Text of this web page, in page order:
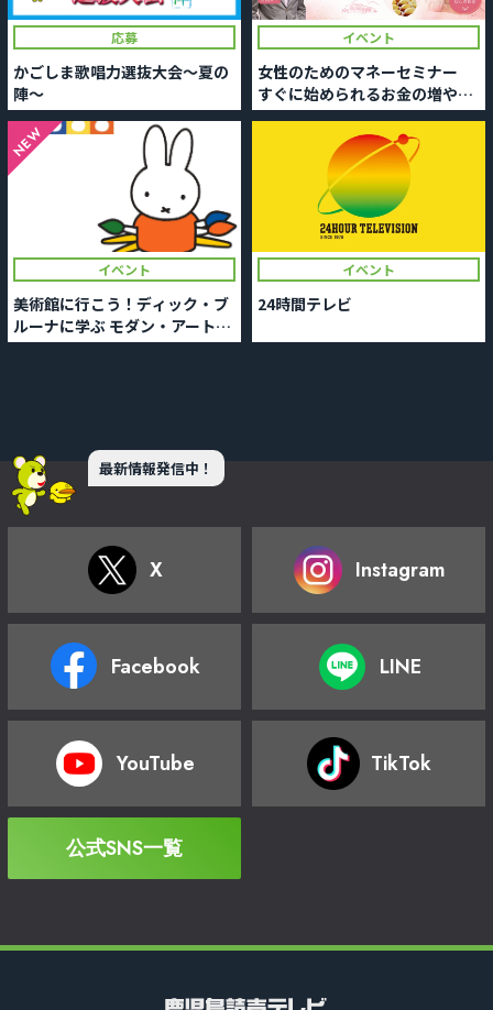
応募
かごしま歌唱力選抜大会～夏の
陣～
イベント
女性のためのマネーセミナー
すぐに始められるお金の増やし
方
NEW
イベント
美術館に行こう！ディック・ブ
ルーナに学ぶ モダン・アートの
楽しみ方
イベント
24時間テレビ
最新情報発信中！
X Instagram
Facebook LINE
YouTube TikTok
公式SNS一覧